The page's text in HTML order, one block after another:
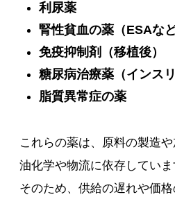
利尿薬
腎性貧血の薬（ESAなど
免疫抑制剤（移植後）
糖尿病治療薬（インス
脂質異常症の薬
これらの薬は、原料の製造
油化学や物流に依存していま
そのため、供給の遅れや価